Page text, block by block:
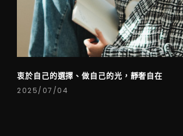
衷於自己的選擇、做自己的光，靜奢自在
2025/07/04